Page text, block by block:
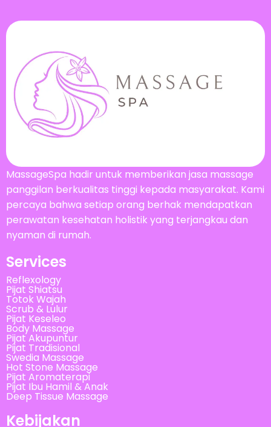
MassageSpa hadir untuk memberikan jasa massage
panggilan berkualitas tinggi kepada masyarakat. Kami
percaya bahwa setiap orang berhak mendapatkan
perawatan kesehatan holistik yang terjangkau dan
nyaman di rumah.
Services
Reflexology
Pijat Shiatsu
Totok Wajah
Scrub & Lulur
Pijat Keseleo
Body Massage
Pijat Akupuntur
Pijat Tradisional
Swedia Massage
Hot Stone Massage
Pijat Aromaterapi
Pijat Ibu Hamil & Anak
Deep Tissue Massage
Kebijakan